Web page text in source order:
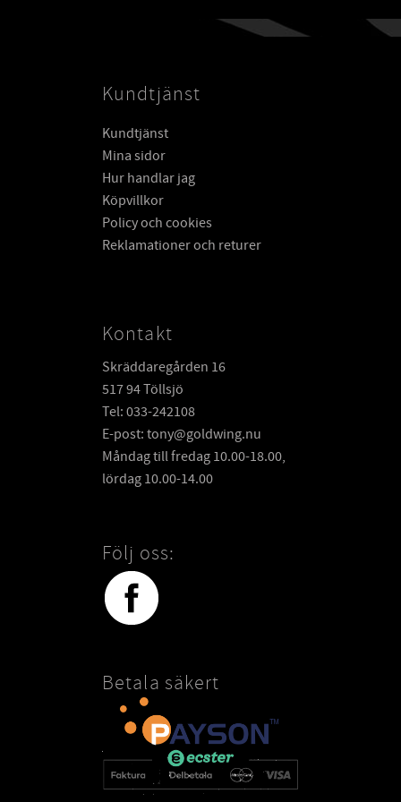
Kundtjänst
Kundtjänst
Mina sidor
Hur handlar jag
Köpvillkor
Policy och cookies
Reklamationer och returer
Kontakt
Skräddaregården 16
517 94 Töllsjö
Tel: 033-242108
E-post: tony@goldwing.nu
Måndag till fredag 10.00-18.00,
lördag 10.00-14.00
Följ oss:
Betala säkert